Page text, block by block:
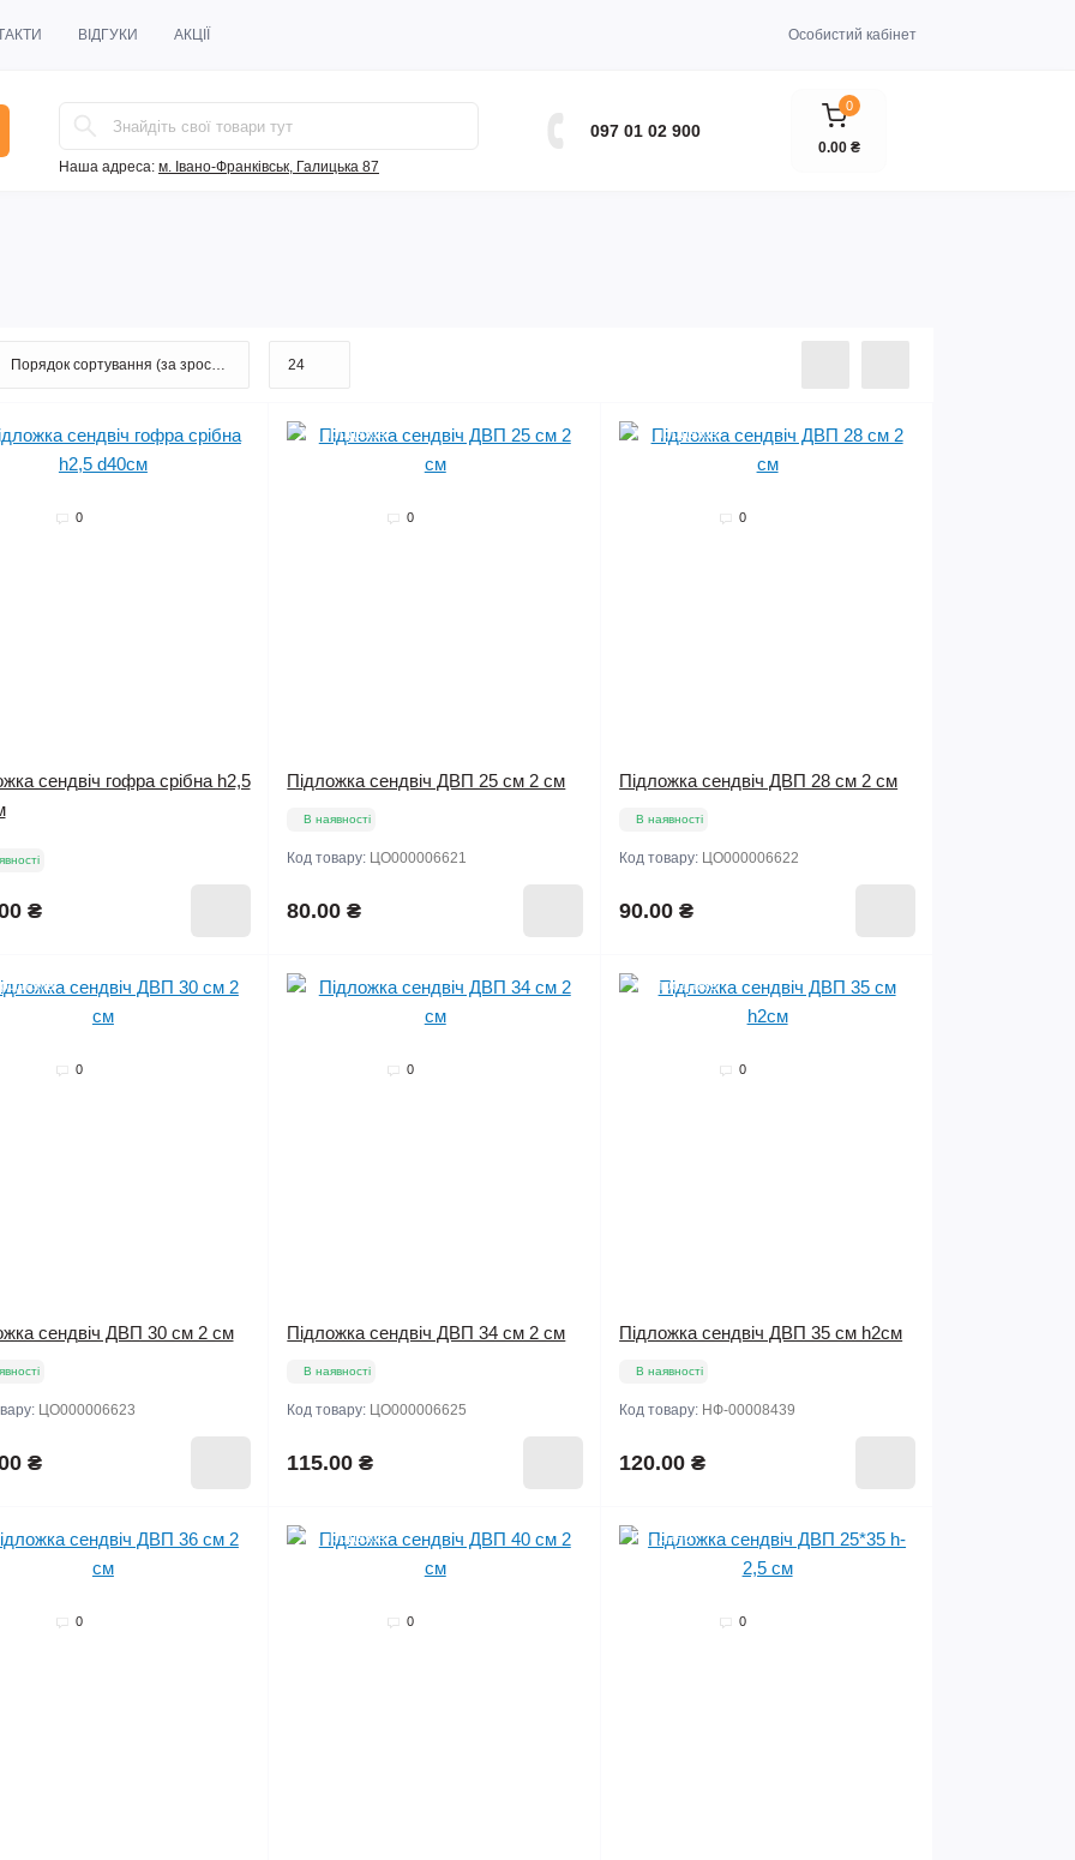
ВІДГУКИ АКЦІЇ Особистий кабінет
Наша адреса: м. Івано-Франківськ, Галицька 87
097 01 02 900
0
0.00 ₴
0
сендвіч гофра срібна h2,5
₴
Хіт продажів
0
Підложка сендвіч ДВП 25 см 2 см
В наявності
Код товару: ЦО000006621
80.00 ₴
Хіт продажів
0
Підложка сендвіч ДВП 28 см 2 см
В наявності
Код товару: ЦО000006622
90.00 ₴
0
сендвіч ДВП 30 см 2 см
ЦО000006623
₴
0
Підложка сендвіч ДВП 34 см 2 см
В наявності
Код товару: ЦО000006625
115.00 ₴
Хіт продажів
0
Підложка сендвіч ДВП 35 см h2см
В наявності
Код товару: НФ-00008439
120.00 ₴
0
Хіт продажів
0
Продано
0